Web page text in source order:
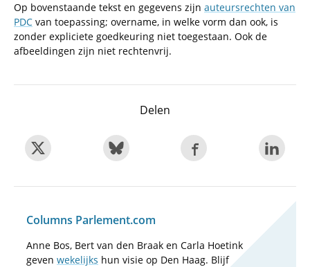
Op bovenstaande tekst en gegevens zijn auteursrechten van
PDC van toepassing; overname, in welke vorm dan ook, is
zonder expliciete goedkeuring niet toegestaan. Ook de
afbeeldingen zijn niet rechtenvrij.
Delen
Columns Parlement.com
Anne Bos, Bert van den Braak en Carla Hoetink
geven wekelijks hun visie op Den Haag. Blijf